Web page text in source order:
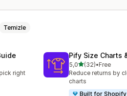
Temizle
right
Pify Size Charts
5,05 yıldız üzerinden
(32)
toplam 32•Free
Reduce returns by
charts
Built for Shopify